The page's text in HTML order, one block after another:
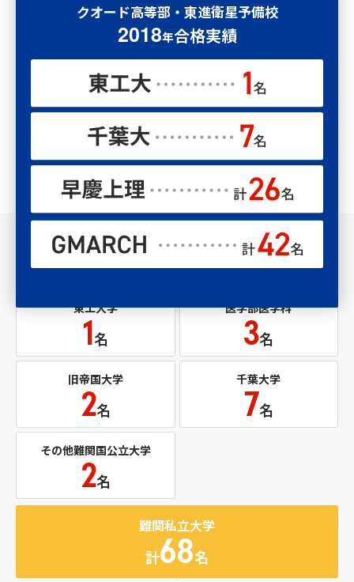
クオード高等部・東進衛星予備校
2018年合格実績
難関国公立大学
計15名
東工大学
1名
医学部医学科
3名
旧帝国大学
2名
千葉大学
7名
その他難関国公立大学
2名
難関私立大学
計68名